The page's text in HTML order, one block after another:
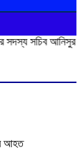
আনিসুর রহমান লাকু
আহত